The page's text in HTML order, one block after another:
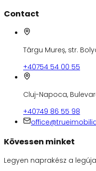
Contact
Târgu Mureș, str.
+40754 54 00 55
Cluj-Napoca,
+40749 86 55 98
Kövessen minket
Legyen naprakész a